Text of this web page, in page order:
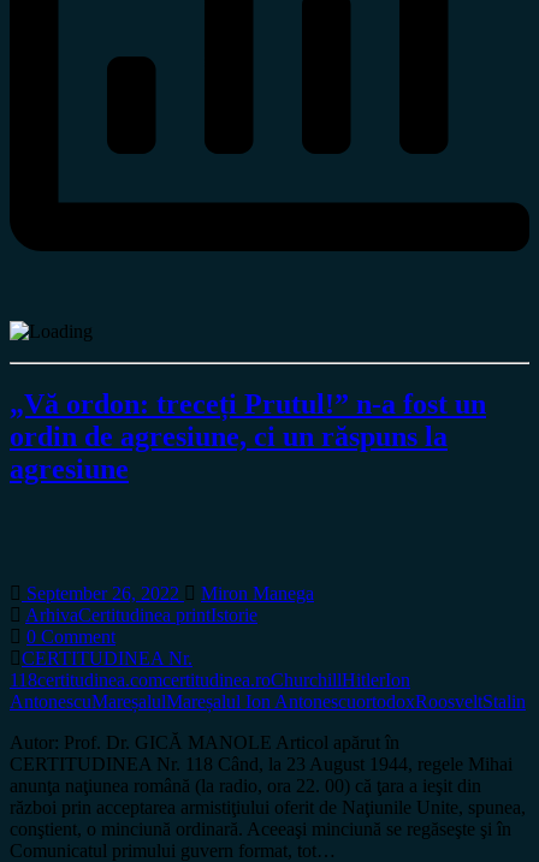
„Vă ordon: treceți Prutul!” n-a fost un
ordin de agresiune, ci un răspuns la
agresiune
September 26, 2022
Miron Manega
ArhivaCertitudinea printIstorie
0 Comment
CERTITUDINEA Nr.
118certitudinea.comcertitudinea.roChurchillHitlerIon
AntonescuMareșalulMareșalul Ion AntonescuortodoxRoosveltStalin
Autor: Prof. Dr. GICĂ MANOLE Articol apărut în
CERTITUDINEA Nr. 118 Când, la 23 August 1944, regele Mihai
anunţa naţiunea română (la radio, ora 22. 00) că ţara a ieşit din
război prin acceptarea armistiţiului oferit de Naţiunile Unite, spunea,
conştient, o minciună ordinară. Aceeaşi minciună se regăseşte şi în
Comunicatul primului guvern format, tot…